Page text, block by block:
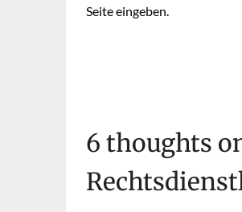
Seite eingeben.
6 thoughts